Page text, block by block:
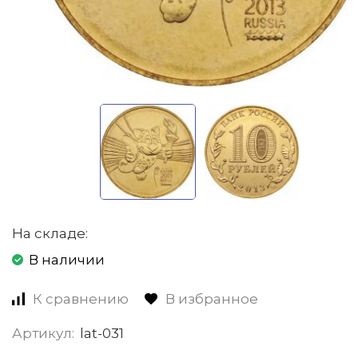
На складе:
В наличии
К сравнению В избранное
Артикул: lat-031